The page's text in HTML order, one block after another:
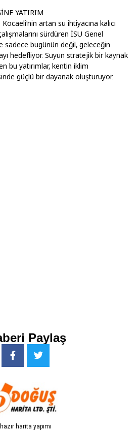
YATIRIM
artan su ihtiyacına kalıcı
sürdüren İSU Genel
sadece bugünün değil, geleceğin
hedefliyor. Suyun stratejik bir kaynak
bu yatırımlar, kentin iklim
güçlü bir dayanak oluşturuyor.
Paylaş
hazır harita yapımı